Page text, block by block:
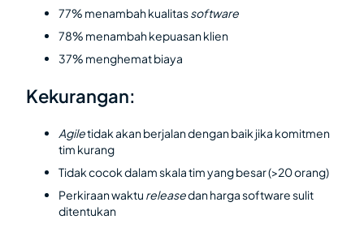
77% menambah kualitassoftware
78% menambah kepuasan klien
37% menghemat biaya
Kekurangan:
Agiletidak akan berjalan dengan baik jika komitmen
tim kurang
Tidak cocok dalam skala tim yang besar (>20 orang)
Perkiraan waktu releasedan harga software sulit
ditentukan